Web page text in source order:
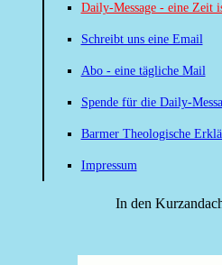
Daily-Message - eine Zeit
Schreibt uns eine Email
Abo - eine tägliche Mail
Spende für die Daily-
Barmer Theologische
Impressum
In den